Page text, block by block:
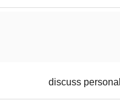
discuss